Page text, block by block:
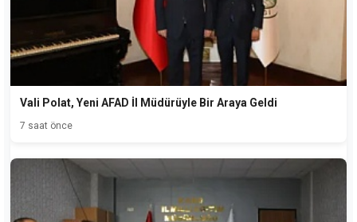
Vali Polat, Yeni AFAD İl Müdürüyle Bir Araya Geldi
7 saat önce